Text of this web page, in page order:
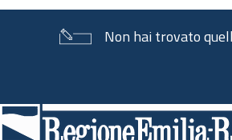
Non hai trovato
di